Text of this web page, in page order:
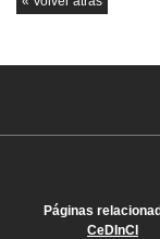
Páginas
CeDInCI